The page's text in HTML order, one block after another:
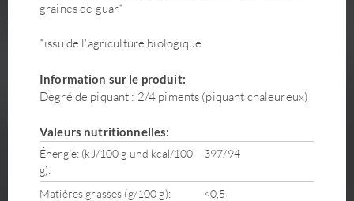
graines de guar*
*issu de l'agriculture biologique
Information sur le produit:
Degré de piquant : 2/4 piments (piquant chaleureux)
Valeurs nutritionnelles:
Énergie: (kJ/100 g und kcal/100
g):
397/94
Matières grasses (g/100 g):
<0,5